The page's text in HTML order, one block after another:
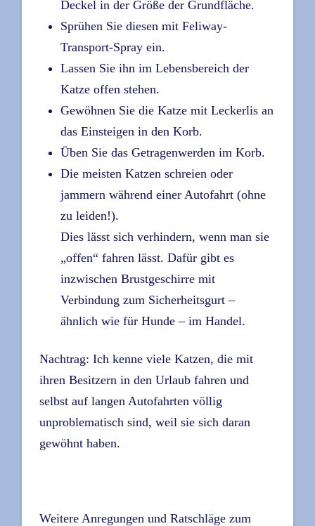
Deckel in der Größe der Grundfläche.
Sprühen Sie diesen mit Feliway-
Transport-Spray ein.
Lassen Sie ihn im Lebensbereich der
Katze offen stehen.
Gewöhnen Sie die Katze mit Leckerlis an
das Einsteigen in den Korb.
Üben Sie das Getragenwerden im Korb.
Die meisten Katzen schreien oder
jammern während einer Autofahrt (ohne
zu leiden!).
Dies lässt sich verhindern, wenn man sie
„offen“ fahren lässt. Dafür gibt es
inzwischen Brustgeschirre mit
Verbindung zum Sicherheitsgurt –
ähnlich wie für Hunde – im Handel.
Nachtrag: Ich kenne viele Katzen, die mit
ihren Besitzern in den Urlaub fahren und
selbst auf langen Autofahrten völlig
unproblematisch sind, weil sie sich daran
gewöhnt haben.
Weitere Anregungen und Ratschläge zum